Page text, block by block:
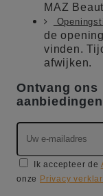
MAZ
de
vinden.
afwijken.
Ontvang ons
aanbiedingen
Ik accepteer de
onze Privacy